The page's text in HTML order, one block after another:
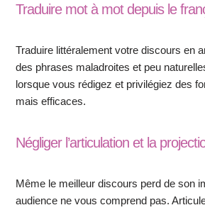
Traduire mot à mot depuis le
Traduire littéralement votre discours en
des phrases maladroites et peu
lorsque vous rédigez et privilégiez des
mais efficaces.
Négliger l’articulation et la
Même le meilleur discours perd de son
audience ne vous comprend pas.